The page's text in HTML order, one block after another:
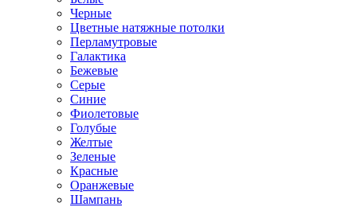
Черные
Цветные натяжные потолки
Перламутровые
Галактика
Бежевые
Серые
Синие
Фиолетовые
Голубые
Желтые
Зеленые
Красные
Оранжевые
Шампань